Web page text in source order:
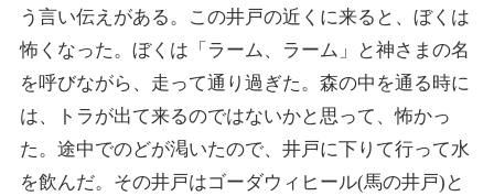
う言い伝えがある。この井戸の近くに来ると、ぼくは
怖くなった。ぼくは「ラーム、ラーム」と神さまの名
を呼びながら、走って通り過ぎた。森の中を通る時に
は、トラが出て来るのではないかと思って、怖かっ
た。途中でのどが渇いたので、井戸に下りて行って水
を飲んだ。その井戸はゴーダウィヒール(馬の井戸)と